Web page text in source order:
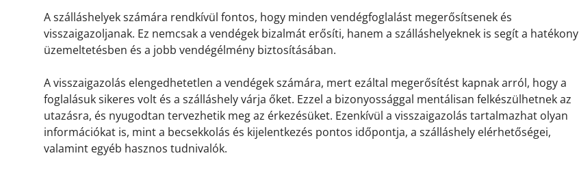
A szálláshelyek számára rendkívül fontos, hogy minden vendégfoglalást megerősítsenek és
visszaigazoljanak. Ez nemcsak a vendégek bizalmát erősíti, hanem a szálláshelyeknek is segít a hatékony
üzemeltetésben és a jobb vendégélmény biztosításában.
A visszaigazolás elengedhetetlen a vendégek számára, mert ezáltal megerősítést kapnak arról, hogy a
foglalásuk sikeres volt és a szálláshely várja őket. Ezzel a bizonyossággal mentálisan felkészülhetnek az
utazásra, és nyugodtan tervezhetik meg az érkezésüket. Ezenkívül a visszaigazolás tartalmazhat olyan
információkat is, mint a becsekkolás és kijelentkezés pontos időpontja, a szálláshely elérhetőségei,
valamint egyéb hasznos tudnivalók.